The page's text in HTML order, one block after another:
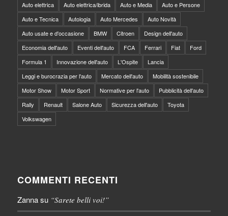
Auto elettrica
Auto elettrica/ibrida Auto e Media
Auto e Persone
Auto e Tecnica
Autologia Auto Mercedes
Auto Novità
Auto usate e d'occasione
BMW Citroen
Design dell'auto
Economia dell'auto
Eventi dell'auto FCA Ferrari Fiat
Ford
Formula 1
Innovazione dell'auto L'Ospite
Lancia
Leggi e burocrazia per l'auto
Mercato dell'auto
Mobilità sostenibile
Motor Show
Motor Sport Normative per l'auto
Pubblicità dell'auto
Rally
Renault Salone Auto Sicurezza dell'auto
Toyota
Volkswagen
COMMENTI RECENTI
Zannasu “Sarete belli voi!”